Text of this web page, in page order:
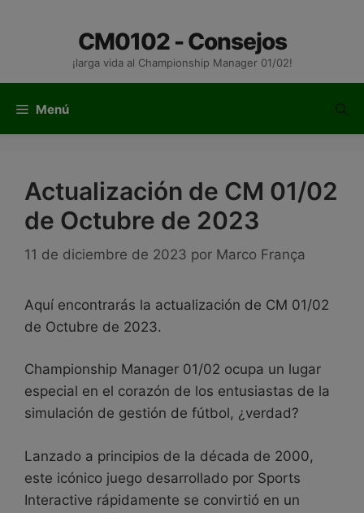
CM0102 - Consejos
¡larga vida al Championship Manager 01/02!
Menú
Actualización de CM 01/02
de Octubre de 2023
11 de diciembre de 2023 por Marco França
Aquí encontrarás la actualización de CM 01/02
de Octubre de 2023.
Championship Manager 01/02 ocupa un lugar
especial en el corazón de los entusiastas de la
simulación de gestión de fútbol, ¿verdad?
Lanzado a principios de la década de 2000,
este icónico juego desarrollado por Sports
Interactive rápidamente se convirtió en un